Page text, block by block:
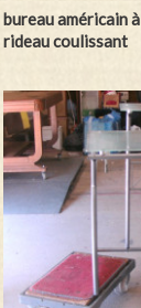
bureau américain à
rideau coulissant